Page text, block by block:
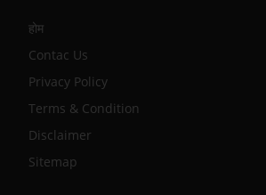
होम
Contac Us
Privacy Policy
Terms & Condition
Disclaimer
Sitemap